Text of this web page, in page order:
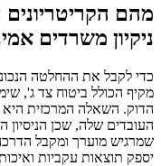
מהם
ניקיון משרדים
כדי לקבל את ההחלטה
מקיף הכולל ביטוח צד ג',
הדוק. השאלה המרכזית
העובדים שלה, שכן הניסיון
שמרגיש מוערך ומקבל
יספק תוצאות עקביות